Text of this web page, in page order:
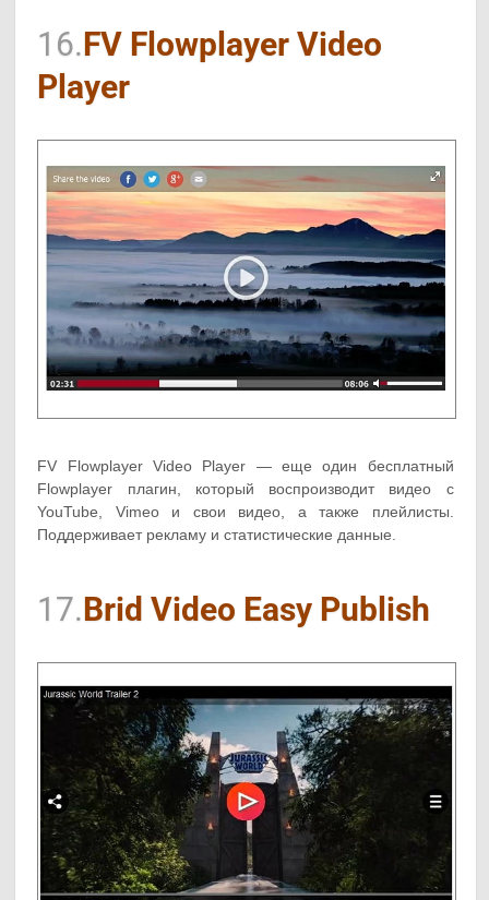
16.FV Flowplayer Video
Player
FV Flowplayer Video Player — еще один бесплатный
Flowplayer плагин, который воспроизводит видео с
YouTube, Vimeo и свои видео, а также плейлисты.
Поддерживает рекламу и статистические данные.
17.Brid Video Easy Publish